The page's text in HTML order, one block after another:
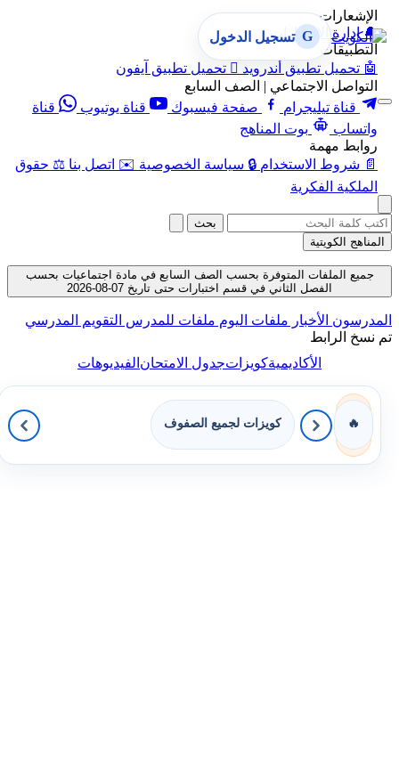
الإشعارات
🔔 إدارة الإشعارات
التطبيقات
🤖 تحميل تطبيق أندرويد  تحميل تطبيق آيفون
التواصل الاجتماعي | الصف السابع
قناة تيليجرام
صفحة فيسبوك قناة يوتيوب
قناة
واتساب
بوت المناهج
روابط مهمة
📄 شروط الاستخدام 🔒 سياسة الخصوصية ✉️ اتصل بنا ⚖️ حقوق
الملكية الفكرية
G تسجيل الدخول
بحث
المناهج الكويتية
جميع الملفات المتوفرة بحسب الصف السابع في مادة اجتماعيات بحسب
الفصل الثاني في قسم اختبارات حتى تاريخ 07-08-2026
المدرسون الأخبار ملفات اليوم ملفات للمدرس التقويم المدرسي
تم نسخ الرابط
الأكاديميةكويزاتجدول الامتحانالفيديوهات
🔥 كويزات لجميع الصفوف